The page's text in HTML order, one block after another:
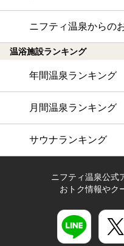
ニフティ温泉からの
温浴施設ランキング
年間温泉ランキング
月間温泉ランキング
サウナランキング
ニフティ温泉公式
おトク情報やク